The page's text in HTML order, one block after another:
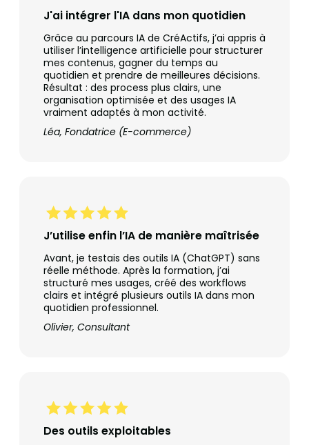
J'ai intégrer l'IA dans mon quotidien
Grâce au parcours IA de CréActifs, j’ai appris à
utiliser l’intelligence artificielle pour structurer
mes contenus, gagner du temps au
quotidien et prendre de meilleures décisions.
Résultat : des process plus clairs, une
organisation optimisée et des usages IA
vraiment adaptés à mon activité.
Léa, Fondatrice (E-commerce)
J’utilise enfin l’IA de manière maîtrisée
Avant, je testais des outils IA (ChatGPT) sans
réelle méthode. Après la formation, j’ai
structuré mes usages, créé des workflows
clairs et intégré plusieurs outils IA dans mon
quotidien professionnel.
Olivier, Consultant
Des outils exploitables